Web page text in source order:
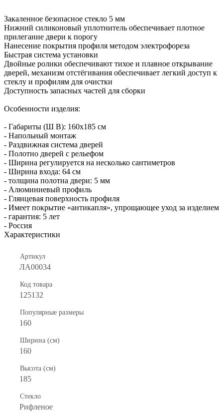
Закаленное безопасное стекло 5 мм
Нижний силиконовый уплотнитель обеспечивает плотное
прилегание двери к порогу
Нанесение покрытия профиля методом электрофореза
Быстрая система установки
Двойные ролики обеспечивают тихое и плавное открывание
дверей, механизм отстёгивания обеспечивает легкий доступ к
стеклу и профилям для очистки
Доступность запасных частей для сборки
Особенности изделия:
- Габариты (Ш В): 160x185 см
- Напольный монтаж
- Раздвижная система дверей
- Полотно дверей с рельефом
- Ширина регулируется на несколько сантиметров
- Ширина входа: 64 см
- толщина полотна двери: 5 мм
- Алюминиевый профиль
- Глянцевая поверхность профиля
- Имеет покрытие «антикапля», упрощающее уход за изделием
- гарантия: 5 лет
- Россия
Характеристики
Артикул
ЛА00034
Код товара
125132
Популярные размеры
160
Ширина (см)
160
Высота (см)
185
Стекло
Рифленое